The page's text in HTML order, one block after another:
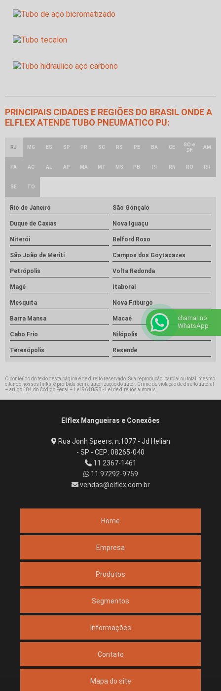
PRINCIPAIS CIDADES E REGIÕES DO BRASIL ONDE A
ELFLEX ATENDE TUBO PNEUMATICO PU:
RJ MG ES SP PR SC RS PE BA CE
GO e
DF
AM
PA AC AL AP MA MT MS PB PI RN RO RR
SE TO
Rio de Janeiro São Gonçalo
Duque de Caxias Nova Iguaçu
Niterói Belford Roxo
São João de Meriti Campos dos Goytacazes
Petrópolis Volta Redonda
Magé Itaboraí
Mesquita Nova Friburgo
Barra Mansa Macaé
Cabo Frio Nilópolis
Teresópolis Resende
O conteúdo do texto desta página é de direito reservado. Sua reprodução, parcial ou total, mesmo
citando nossos links, é proibida sem a autorização do autor. Crime de violação de direito autoral
– artigo 184 do Código Penal –
Lei 9610/98 - Lei de direitos autorais
Elflex Mangueiras e Conexões
Rua Jonh Speers, n.1077 - Jd Helian
- SP - CEP: 08265-040
11 2367-1461
11 97292-9759
vendas@elflex.com.br
Home
Empresa
Produtos
Segmentos
Informações
Contato
Mapa do site
chamar no
WhatsApp